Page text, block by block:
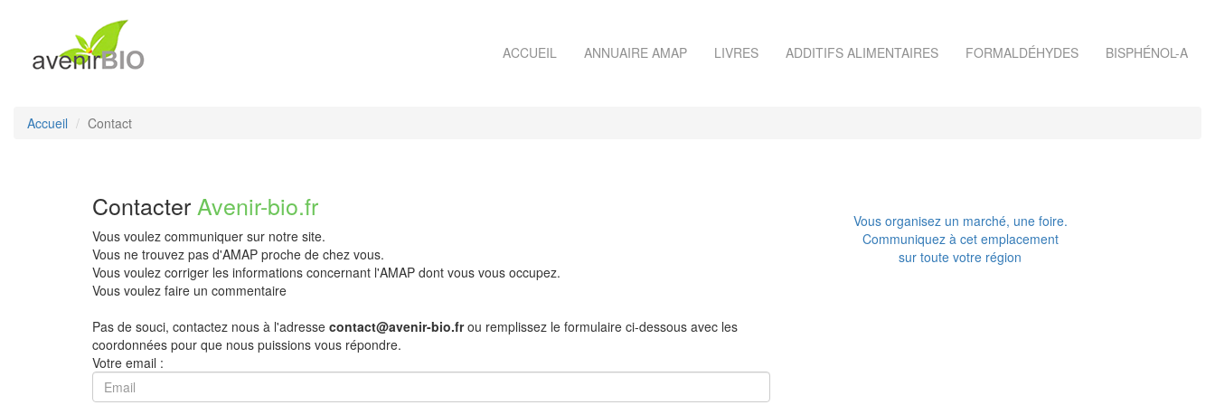
ACCUEIL ANNUAIRE AMAP LIVRES ADDITIFS ALIMENTAIRES FORMALDÉHYDES BISPHÉNOL-A
Accueil Contact
Contacter Avenir-bio.fr
Vous voulez communiquer sur notre site.
Vous ne trouvez pas d'AMAP proche de chez vous.
Vous voulez corriger les informations concernant l'AMAP dont vous vous occupez.
Vous voulez faire un commentaire
Pas de souci, contactez nous à l'adresse contact@avenir-bio.frou remplissez le formulaire ci-dessous avec les
coordonnées pour que nous puissions vous répondre.
Votre email :
Vous organisez un marché, une foire.
Communiquez à cet emplacement
sur toute votre région